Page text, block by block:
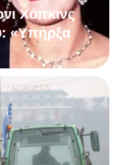
Χόπκινς
«Υπήρξα